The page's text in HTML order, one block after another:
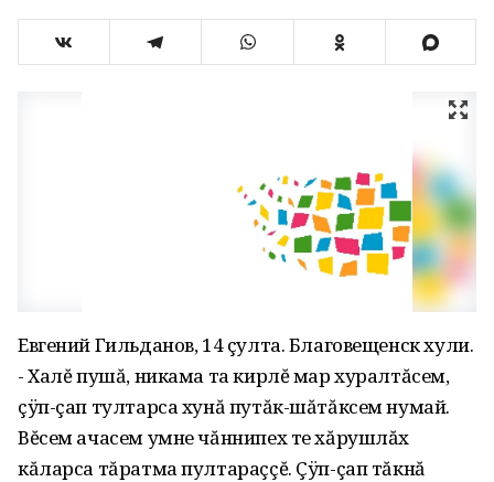
Евгений Гильданов, 14 çулта. Благовещенск хули.
- Халĕ пушă, никама та кирлĕ мар хуралтăсем,
çÿп-çап тултарса хунă путăк-шăтăксем нумай.
Вĕсем ачасем умне чăннипех те хăрушлăх
кăларса тăратма пултараççĕ. Çÿп-çап тăкнă